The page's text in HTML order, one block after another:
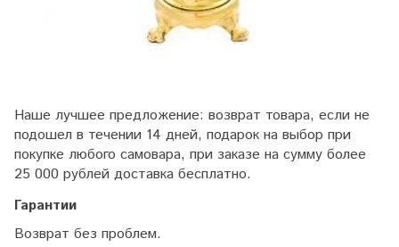
Наше лучшее предложение: возврат товара, если не
подошел в течении 14 дней, подарок на выбор при
покупке любого самовара, при заказе на сумму более
25 000 рублей доставка бесплатно.
Гарантии
Возврат без проблем.